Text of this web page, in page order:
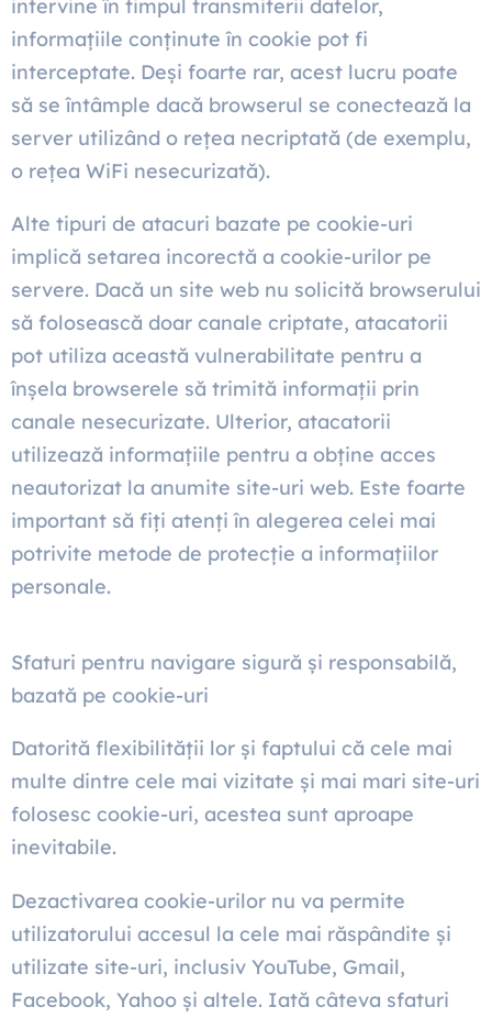
intervine în timpul transmiterii datelor,
informațiile conținute în cookie pot fi
interceptate. Deși foarte rar, acest lucru poate
să se întâmple dacă browserul se conectează la
server utilizând o rețea necriptată (de exemplu,
o rețea WiFi nesecurizată).
Alte tipuri de atacuri bazate pe cookie-uri
implică setarea incorectă a cookie-urilor pe
servere. Dacă un site web nu solicită browserului
să folosească doar canale criptate, atacatorii
pot utiliza această vulnerabilitate pentru a
înșela browserele să trimită informații prin
canale nesecurizate. Ulterior, atacatorii
utilizează informațiile pentru a obține acces
neautorizat la anumite site-uri web. Este foarte
important să fiți atenți în alegerea celei mai
potrivite metode de protecție a informațiilor
personale.
Sfaturi pentru navigare sigură și responsabilă,
bazată pe cookie-uri
Datorită flexibilității lor și faptului că cele mai
multe dintre cele mai vizitate și mai mari site-uri
folosesc cookie-uri, acestea sunt aproape
inevitabile.
Dezactivarea cookie-urilor nu va permite
utilizatorului accesul la cele mai răspândite și
utilizate site-uri, inclusiv YouTube, Gmail,
Facebook, Yahoo și altele. Iată câteva sfaturi